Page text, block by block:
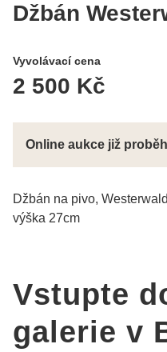
Džbán
Vyvolávací cena
2 500 Kč
Online aukce již
Džbán na pivo,
výška 27cm
Vstupte
galerie v